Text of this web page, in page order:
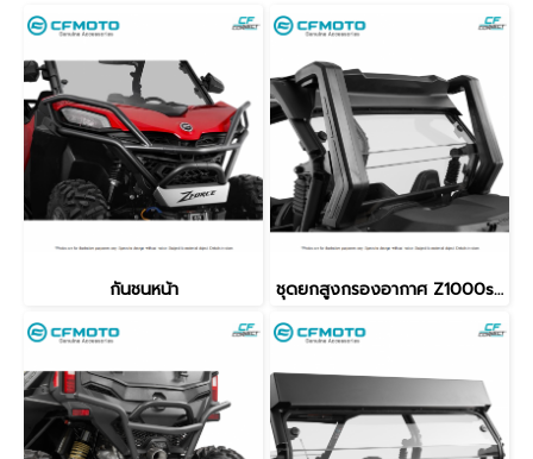
กันชนหน้า ชุดยกสูงกรองอากาศ Z1000sport4